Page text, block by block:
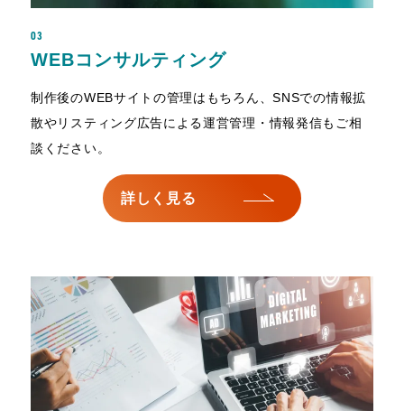
03
WEBコンサルティング
制作後のWEBサイトの管理はもちろん、SNSでの情報拡
散やリスティング広告による運営管理・情報発信もご相
談ください。
詳しく見る